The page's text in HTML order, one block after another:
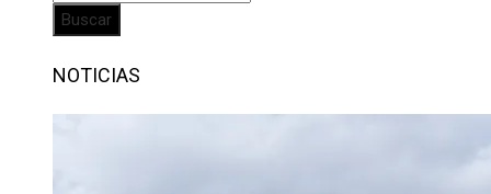
NOTICIAS